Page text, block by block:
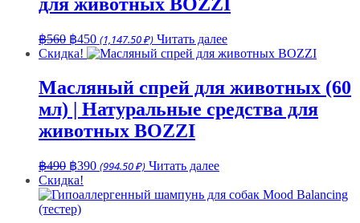
฿560 Первоначальная
цена
฿450Текущая
цена:
(1,147.50 ₽) Читать далее
Скидка!
Масляный спрей для животных (60
мл) | Натуральные средства для
животных BOZZI
฿490 Первоначальная
цена
составляла
฿490.
฿390Текущая
฿390.
(994.50 ₽) Читать далее
Скидка!